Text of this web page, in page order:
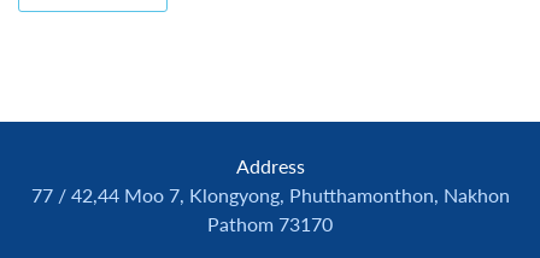
Address
77 / 42,44 Moo 7, Klongyong, Phutthamonthon, Nakhon
Pathom 73170